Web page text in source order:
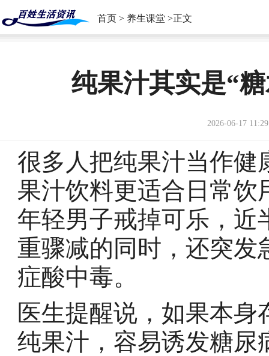
首页 > 养生课堂 >正文
纯果汁其实是“
2026-06-17
很多人把纯果汁当作健
果汁饮料更适合日常饮
年轻男子戒掉可乐，近
重骤减的同时，还突发
症酸中毒。
医生提醒说，如果本
纯果汁，容易诱发糖尿